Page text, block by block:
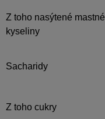
Z toho nasýtené mastné
kyseliny
Sacharidy
Z toho cukry